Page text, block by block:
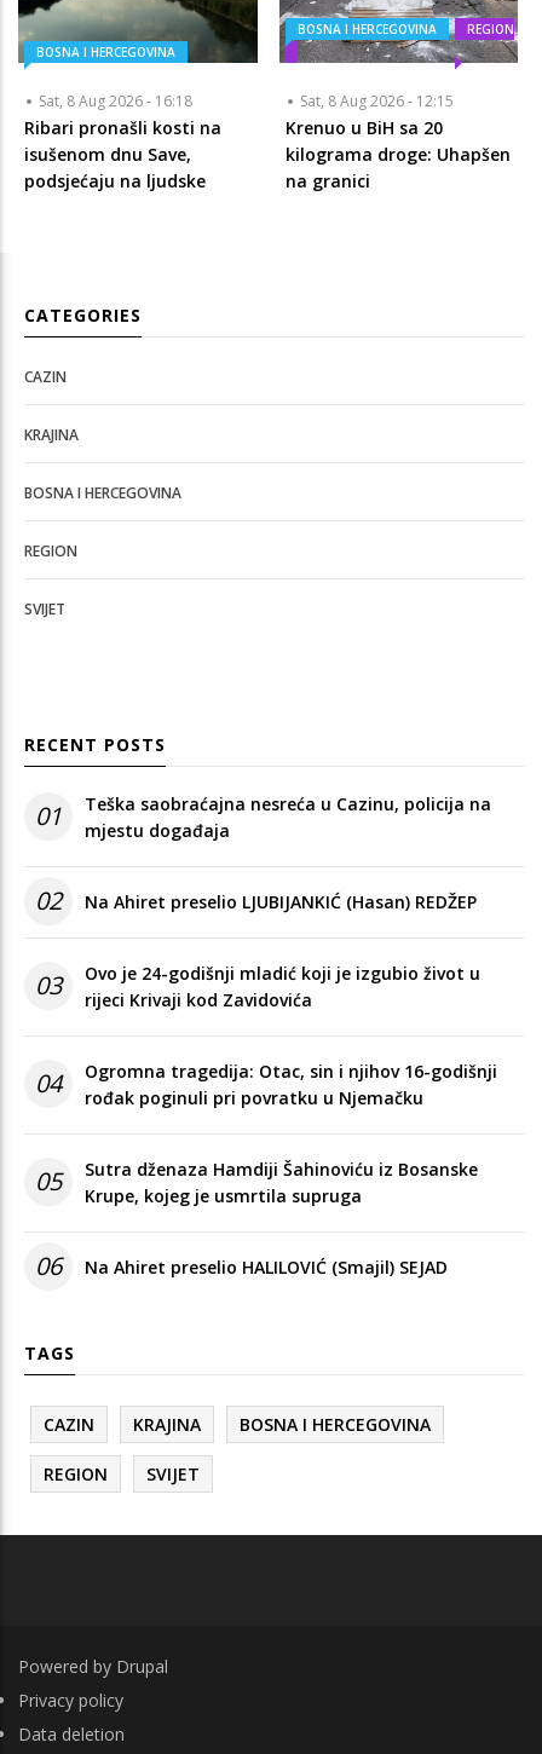
BOSNA I HERCEGOVINA
Sat, 8 Aug 2026 - 16:18
Ribari pronašli kosti na
isušenom dnu Save,
podsjećaju na ljudske
BOSNA I HERCEGOVINA REGION
Sat, 8 Aug 2026 - 12:15
Krenuo u BiH sa 20
kilograma droge: Uhapšen
na granici
CATEGORIES
CAZIN
KRAJINA
BOSNA I HERCEGOVINA
REGION
SVIJET
RECENT POSTS
01
Teška saobraćajna nesreća u Cazinu, policija na
mjestu događaja
02 Na Ahiret preselio LJUBIJANKIĆ (Hasan) REDŽEP
03
Ovo je 24-godišnji mladić koji je izgubio život u
rijeci Krivaji kod Zavidovića
04
Ogromna tragedija: Otac, sin i njihov 16-godišnji
rođak poginuli pri povratku u Njemačku
05
Sutra dženaza Hamdiji Šahinoviću iz Bosanske
Krupe, kojeg je usmrtila supruga
06 Na Ahiret preselio HALILOVIĆ (Smajil) SEJAD
TAGS
CAZIN KRAJINA BOSNA I HERCEGOVINA
REGION SVIJET
Powered by Drupal
FOOTER
Privacy policy
Data deletion